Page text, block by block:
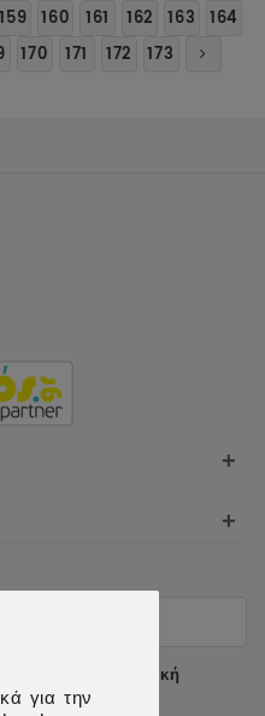
159 160 161 162 163
164
170 171 172 173
+
+
πολιτική
για την